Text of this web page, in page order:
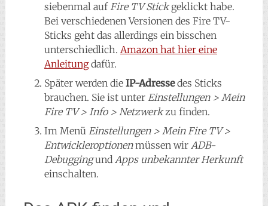
siebenmal auf Fire TV Stickgeklickt habe.
Bei verschiedenen Versionen des Fire TV-
Sticks geht das allerdings ein bisschen
unterschiedlich. Amazon hat hier eine
Anleitungdafür.
Später werden die IP-Adressedes Sticks
brauchen. Sie ist unter Einstellungen > Mein
Fire TV > Info > Netzwerkzu finden.
Im Menü Einstellungen > Mein Fire TV >
Entwickleroptionenmüssen wir ADB-
Debuggingund Apps unbekannter Herkunft
einschalten.